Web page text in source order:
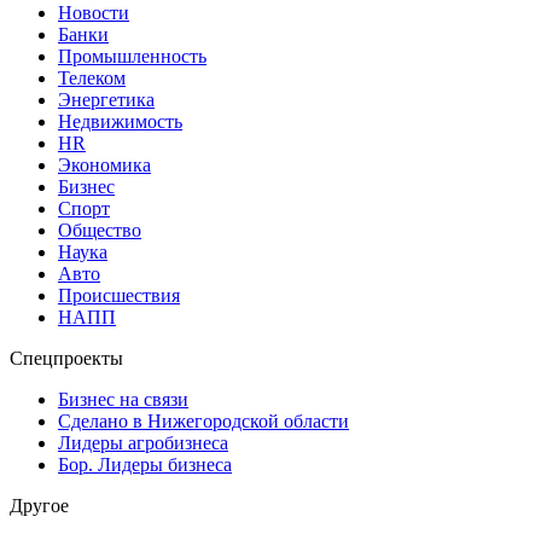
Новости
Банки
Промышленность
Телеком
Энергетика
Недвижимость
HR
Экономика
Бизнес
Спорт
Общество
Наука
Авто
Происшествия
НАПП
Спецпроекты
Бизнес на связи
Сделано в Нижегородской области
Лидеры агробизнеса
Бор. Лидеры бизнеса
Другое